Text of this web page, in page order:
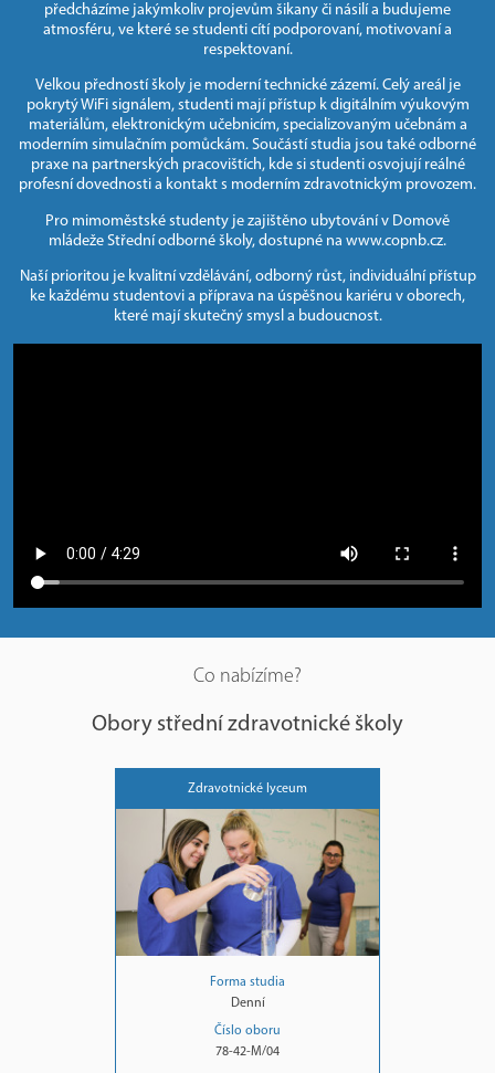
předcházíme jakýmkoliv projevům šikany či násilí a budujeme
atmosféru, ve které se studenti cítí podporovaní, motivovaní a
respektovaní.
Velkou předností školy je moderní technické zázemí. Celý areál je
pokrytý WiFi signálem, studenti mají přístup k digitálním výukovým
materiálům, elektronickým učebnicím, specializovaným učebnám a
moderním simulačním pomůckám. Součástí studia jsou také odborné
praxe na partnerských pracovištích, kde si studenti osvojují reálné
profesní dovednosti a kontakt s moderním zdravotnickým provozem.
Pro mimoměstské studenty je zajištěno ubytování v Domově
mládeže Střední odborné školy, dostupné na www.copnb.cz.
Naší prioritou je kvalitní vzdělávání, odborný růst, individuální přístup
ke každému studentovi a příprava na úspěšnou kariéru v oborech,
které mají skutečný smysl a budoucnost.
Co nabízíme?
Obory střední zdravotnické školy
Zdravotnické lyceum
Forma studia
Denní
Číslo oboru
78-42-M/04